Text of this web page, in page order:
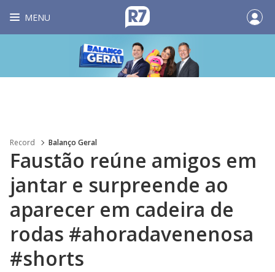
MENU
Record Balanço Geral
Faustão reúne amigos em
jantar e surpreende ao
aparecer em cadeira de
rodas #ahoradavenenosa
#shorts